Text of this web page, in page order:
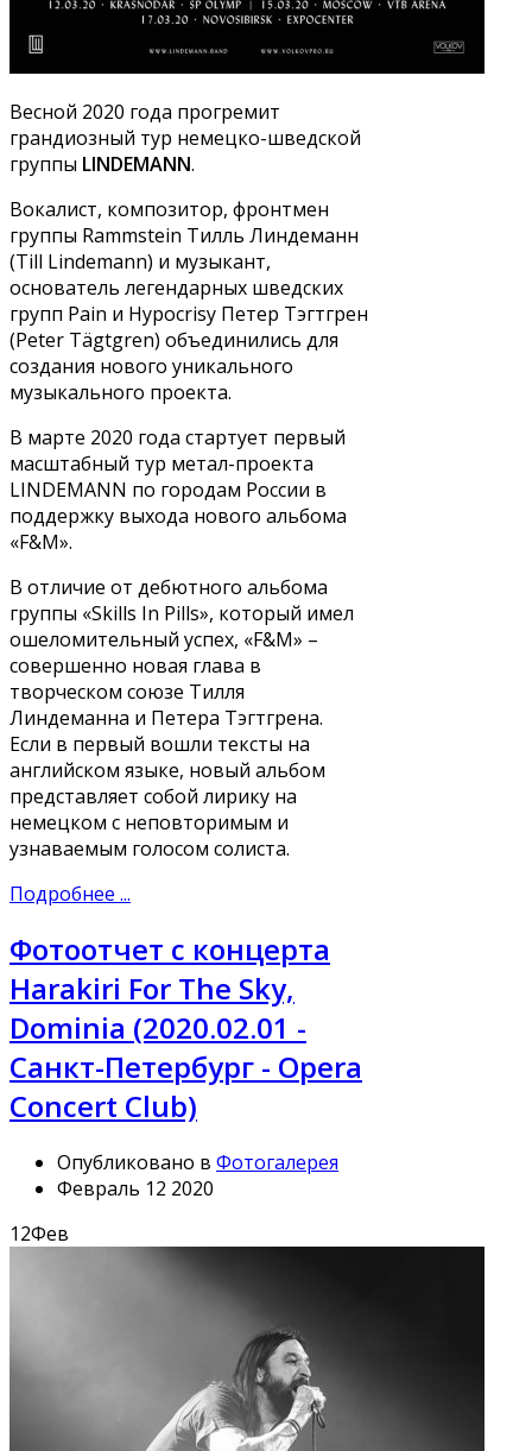
Весной 2020 года прогремит
грандиозный тур немецко-шведской
группы LINDEMANN.
Вокалист, композитор, фронтмен
группы Rammstein Тилль Линдеманн
(Till Lindemann) и музыкант,
основатель легендарных шведских
групп Pain и Hypocrisy Петер Тэгтгрен
(Peter Tägtgren) объединились для
создания нового уникального
музыкального проекта.
В марте 2020 года стартует первый
масштабный тур метал-проекта
LINDEMANN по городам России в
поддержку выхода нового альбома
«F&M».
В отличие от дебютного альбома
группы «Skills In Pills», который имел
ошеломительный успех, «F&M» –
совершенно новая глава в
творческом союзе Тилля
Линдеманна и Петера Тэгтгрена.
Если в первый вошли тексты на
английском языке, новый альбом
представляет собой лирику на
немецком с неповторимым и
узнаваемым голосом солиста.
Подробнее ...
Фотоотчет с концерта
Harakiri For The Sky,
Dominia (2020.02.01 -
Санкт-Петербург - Opera
Concert Club)
Опубликовано в Фотогалерея
Февраль 12 2020
12Фев